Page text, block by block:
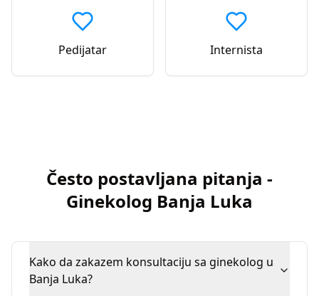
Pedijatar Internista
Često postavljana pitanja -
Ginekolog Banja Luka
Kako da zakazem konsultaciju sa ginekolog u
Banja Luka?